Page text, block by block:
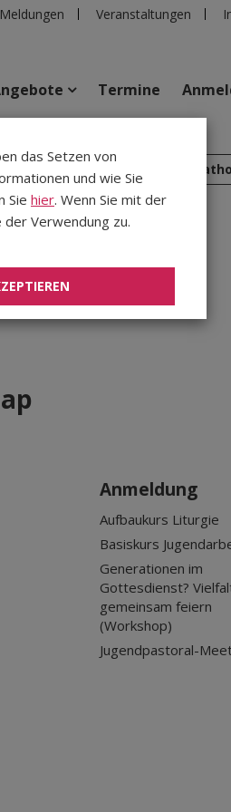
Meldungen Veranstaltungen
Termine
Anmeldung
Aufbaukurs Liturgie
Basiskurs
Generationen im
Gottesdienst?
gemeinsam feiern
(Workshop)
Jugendpastoral-
das Setzen von
und wie Sie
Sie hier. Wenn Sie mit der
Verwendung zu.